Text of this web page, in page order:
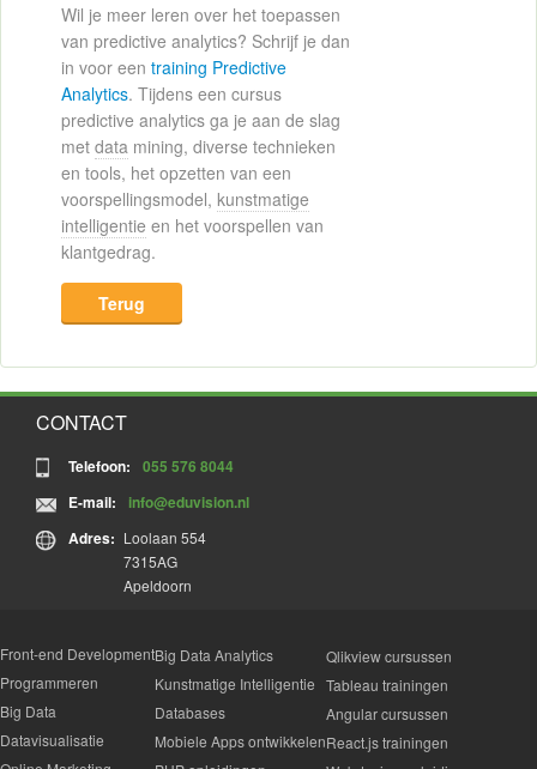
Wil je meer leren over het toepassen
van predictive analytics? Schrijf je dan
in voor een training Predictive
Analytics. Tijdens een cursus
predictive analytics ga je aan de slag
met data mining, diverse technieken
en tools, het opzetten van een
voorspellingsmodel, kunstmatige
intelligentie en het voorspellen van
klantgedrag.
Terug
CONTACT
Telefoon:
055 576 8044
E-mail:
info@eduvision.nl
Adres: Loolaan 554
7315AG
Apeldoorn
Front-end Development
Programmeren
Big Data
Datavisualisatie
Big Data Analytics
Kunstmatige Intelligentie
Databases
Mobiele Apps ontwikkelen
Qlikview cursussen
Tableau trainingen
Angular cursussen
React.js trainingen